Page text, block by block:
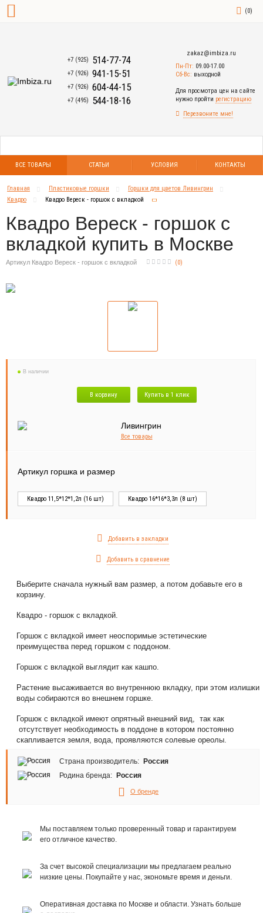
(0)
+7 (925) 514-77-74
+7 (926) 941-15-51
+7 (926) 604-44-15
+7 (495) 544-18-16
zakaz@imbiza.ru
Пн-Пт: 09.00-17.00
Сб-Вс: выходной
Для просмотра цен на сайте
нужно пройти регистрацию
Перезвоните мне!
ВСЕ ТОВАРЫ СТАТЬИ УСЛОВИЯ КОНТАКТЫ
Главная Пластиковые горшки
Горшки для цветов Ливингрин
Квадро
Квадро Вереск - горшок с вкладкой
Квадро Вереск - горшок с
вкладкой купить в Москве
Артикул Квадро Вереск - горшок с вкладкой (0)
В наличии
В корзину Купить в 1 клик
Все товары
Артикул горшка и размер
Квадро 11,5*12*1,2л (16 шт) Квадро 16*16*3,3л (8 шт)
Добавить в закладки
Добавить в сравнение
Выберите сначала нужный вам размер, а потом добавьте его в
корзину.
Квадро - горшок с вкладкой.
Горшок с вкладкой имеет неоспоримые эстетические
преимущества перед горшком с поддоном.
Горшок с вкладкой выглядит как кашпо.
Растение высаживается во внутреннюю вкладку, при этом излишки
воды собираются во внешнем горшке.
Горшок с вкладкой имеют опрятный внешний вид, так как
отсутствует необходимость в поддоне в котором постоянно
скапливается земля, вода, проявляются солевые ореолы.
Страна производитель:
Россия
Родина бренда:
Россия
О бренде
Мы поставляем только проверенный товар и гарантируем
его отличное качество.
За счет высокой специализации мы предлагаем реально
низкие цены. Покупайте у нас, экономьте время и деньги.
Оперативная доставка по Москве и области. Узнать больше